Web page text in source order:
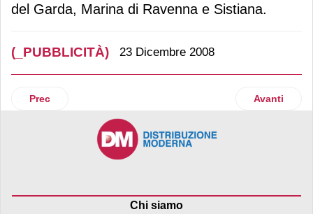
del Garda, Marina di Ravenna e Sistiana.
(_PUBBLICITÀ) 23 Dicembre 2008
Articolo precedente: Patasnella sceglie di comunicare in tv
Prec Articolo
Avanti
Chi siamo